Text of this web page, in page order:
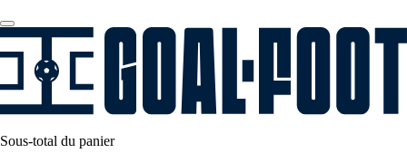
Sous-total du panier